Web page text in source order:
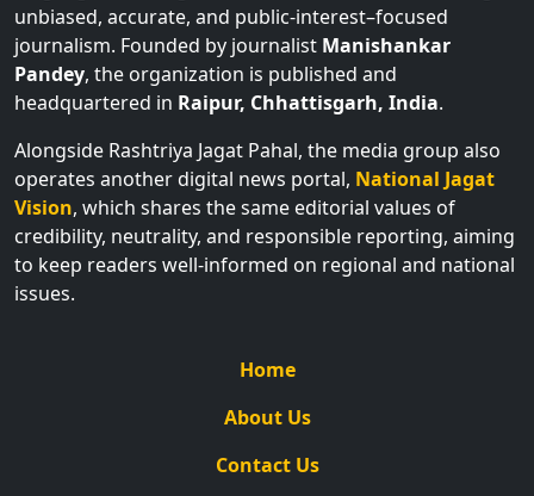
unbiased, accurate, and public-interest–focused
journalism. Founded by journalist Manishankar
Pandey, the organization is published and
headquartered in Raipur, Chhattisgarh, India.
Alongside Rashtriya Jagat Pahal, the media group also
operates another digital news portal, National Jagat
Vision, which shares the same editorial values of
credibility, neutrality, and responsible reporting, aiming
to keep readers well-informed on regional and national
issues.
Home
About Us
Contact Us